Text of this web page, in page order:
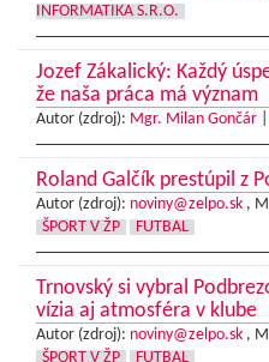
INFORMATIKA S.R.O.
Jozef Zákalický: Každý
že naša práca má význam
Autor (zdroj): Mgr. Milan Gončár
Roland Galčík prestúpil z
Autor (zdroj): noviny@zelpo.sk ,
ŠPORT V ŽP
FUTBAL
Trnovský si vybral
vízia aj atmosféra v klube
Autor (zdroj): noviny@zelpo.sk ,
ŠPORT V ŽP
FUTBAL